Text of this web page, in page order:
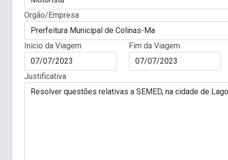
Orgão/Empresa
Inicio da Viagem Fim da Viagem
Justificativa